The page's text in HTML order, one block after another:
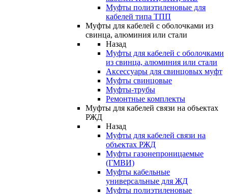
Муфты полиэтиленовые для
кабелей типа ТПП
Муфты для кабелей с оболочками из
свинца, алюминия или стали
Назад
Муфты для кабелей с оболочками
из свинца, алюминия или стали
Аксессуары для свинцовых муфт
Муфты свинцовые
Муфты-трубы
Ремонтные комплекты
Муфты для кабелей связи на объектах
РЖД
Назад
Муфты для кабелей связи на
объектах РЖД
Муфты газонепроницаемые
(ГМВИ)
Муфты кабельные
универсальные для ЖД
Муфты полиэтиленовые